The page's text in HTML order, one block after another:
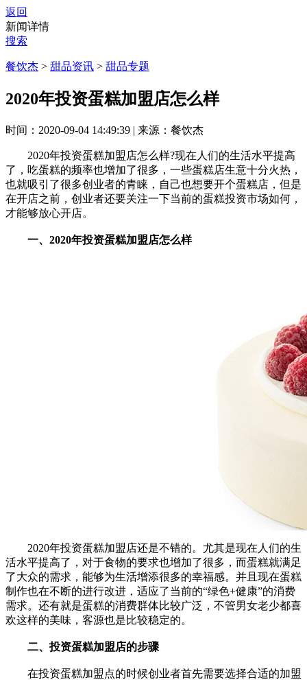
返回
新闻详情
搜索
餐饮杰 > 甜品资讯 > 甜品专题
2020年投资蛋糕加盟店怎么样
时间：2020-09-04 14:49:39 | 来源：餐饮杰
2020年投资蛋糕加盟店怎么样?现在人们的生活水平提高
了，吃蛋糕的频率也增加了很多，一些蛋糕店生意十分火热，
也就吸引了很多创业者的青睐，自己也想要开个蛋糕店，但是
在开店之前，创业者还要关注一下当前的蛋糕投资市场如何，
才能够放心开店。
一、2020年投资蛋糕加盟店怎么样
2020年投资蛋糕加盟店还是不错的。尤其是现在人们的生
活水平提高了，对于食物的要求也增加了很多，而蛋糕就满足
了大众的需求，能够为生活增添很多的幸福感。并且现在蛋糕
制作也在不断的进行改进，适应了当前的“绿色+健康”的消费
需求。还有就是蛋糕的消费群体比较广泛，不管男女老少都喜
欢这样的美味，客源也是比较稳定的。
二、投资蛋糕加盟店的步骤
在投资蛋糕加盟点的时候创业者首先需要选择合适的加盟